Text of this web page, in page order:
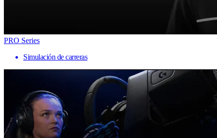
PRO Series
Simulación de carreras